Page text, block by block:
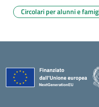
Circolari per alunni e